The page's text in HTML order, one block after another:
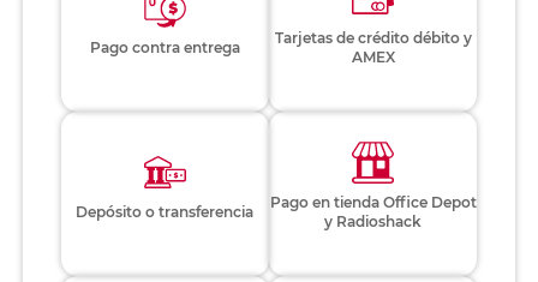
Pago contra entrega
Tarjetas de crédito débito y
AMEX
Depósito o transferencia
Pago en tienda Office Depot
y Radioshack